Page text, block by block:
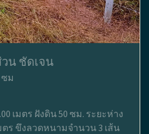
น ชัดเจน
ม
เมตร ฝังดิน 50 ซม. ระยะห่าง
มตร ขึงลวดหนามจำนวน 3 เส้น